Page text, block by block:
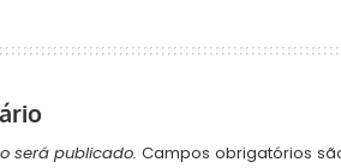
será publicado. Campos obrigatórios